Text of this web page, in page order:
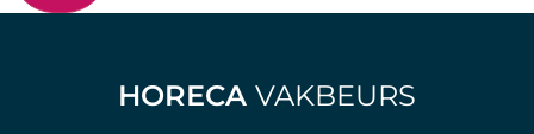
HORECA VAKBEURS